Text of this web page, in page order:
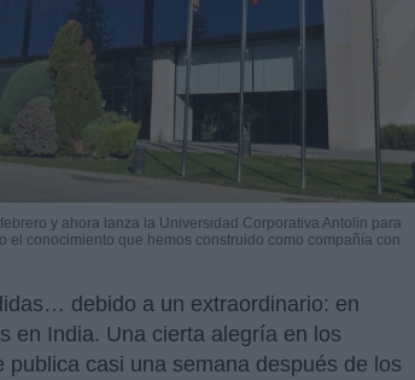
y ahora lanza la Universidad Corporativa Antolin para
el conocimiento que hemos construido como compañía con
debido a un extraordinario: en
en India. Una cierta alegría en los
publica casi una semana después de los